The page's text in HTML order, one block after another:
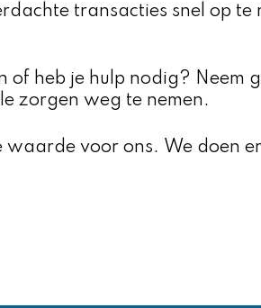
transacties snel op te
heb je hulp nodig? Neem
zorgen weg te nemen.
voor ons. We doen